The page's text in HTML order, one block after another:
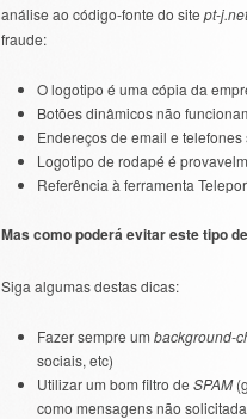
análise ao código-fonte do site pt-j.net
fraude:
O logotipo é uma cópia da
Botões dinâmicos não
Endereços de email e
Logotipo de rodapé é
Referência à ferramenta
Mas como poderá evitar este tipo
Siga algumas destas dicas:
Fazer sempre um background-
sociais, etc)
Utilizar um bom filtro de SPAM
como mensagens não